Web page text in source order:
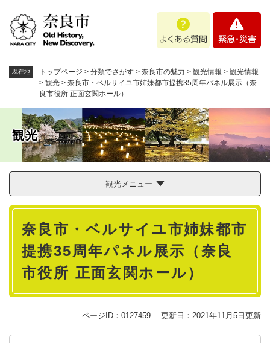
。
あ
問
・
現在地 トップページ > 分類でさがす > 奈良市の魅力 > 観光情報 > 観光情報
> 観光 > 奈良市・ベルサイユ市姉妹都市提携35周年パネル展示（奈
良市役所 正面玄関ホール）
観光
観光メニュー
本
奈良市・ベルサイユ市姉妹都市
提携35周年パネル展示（奈良
市役所 正面玄関ホール）
ページID：0127459 更新日：2021年11月5日更新